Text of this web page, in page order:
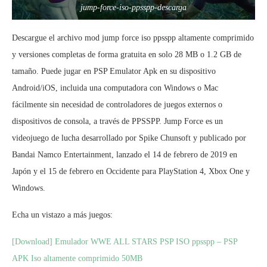
jump-force-iso-ppsspp-descarga
Descargue el archivo mod jump force iso ppsspp altamente comprimido
y versiones completas de forma gratuita en solo 28 MB o 1.2 GB de
tamaño. Puede jugar en PSP Emulator Apk en su dispositivo
Android/iOS, incluida una computadora con Windows o Mac
fácilmente sin necesidad de controladores de juegos externos o
dispositivos de consola, a través de PPSSPP. Jump Force es un
videojuego de lucha desarrollado por Spike Chunsoft y publicado por
Bandai Namco Entertainment, lanzado el 14 de febrero de 2019 en
Japón y el 15 de febrero en Occidente para PlayStation 4, Xbox One y
Windows.
Echa un vistazo a más juegos:
[Download] Emulador WWE ALL STARS PSP ISO ppsspp – PSP
APK Iso altamente comprimido 50MB